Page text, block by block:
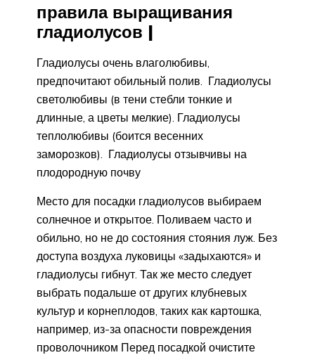
правила выращивания
гладиолусов |
Гладиолусы очень влаголюбивы,
предпочитают обильный полив. Гладиолусы
светолюбивы (в тени стебли тонкие и
длинные, а цветы мелкие). Гладиолусы
теплолюбивы (боится весенних
заморозков). Гладиолусы отзывчивы на
плодородную почву
Место для посадки гладиолусов выбираем
солнечное и открытое. Поливаем часто и
обильно, но не до состояния стояния луж. Без
доступа воздуха луковицы «задыхаются» и
гладиолусы гибнут. Так же место следует
выбрать подальше от других клубневых
культур и корнеплодов, таких как картошка,
например, из-за опасности повреждения
проволочником Перед посадкой очистите